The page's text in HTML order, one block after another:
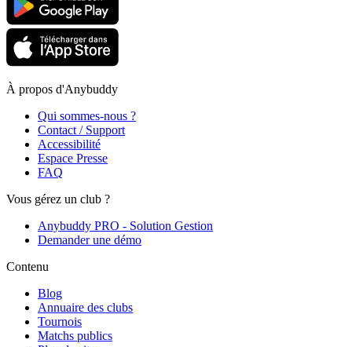
À propos d'Anybuddy
Qui sommes-nous ?
Contact / Support
Accessibilité
Espace Presse
FAQ
Vous gérez un club ?
Anybuddy PRO - Solution Gestion
Demander une démo
Contenu
Blog
Annuaire des clubs
Tournois
Matchs publics